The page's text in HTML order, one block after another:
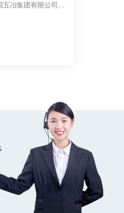
冶集团有限公司工
成都市高新区天府